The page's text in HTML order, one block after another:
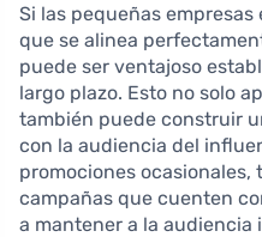
Si las pequeñas
que se alinea
puede ser ventajoso
largo plazo. Esto no solo
también puede construir
con la audiencia del
promociones ocasionales,
campañas que cuenten
a mantener a la audiencia